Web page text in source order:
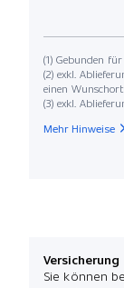
(1) Gebunden
(2) exkl.
einen
(3) exkl.
Mehr Hinweise
Versicherung
Sie können